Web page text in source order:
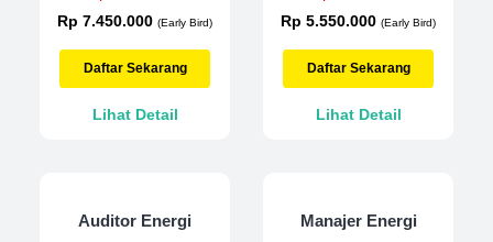
Rp 7.450.000 (Early Bird)
Daftar Sekarang
Lihat Detail
Rp 5.550.000 (Early Bird)
Daftar Sekarang
Lihat Detail
Auditor Energi Manajer Energi